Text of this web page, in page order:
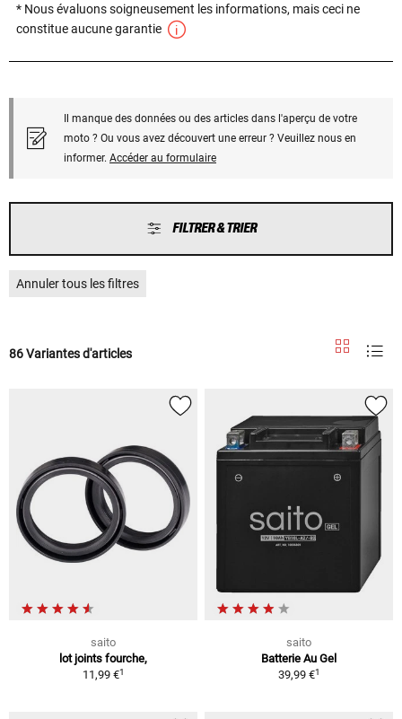
* Nous évaluons soigneusement les informations, mais ceci ne
constitue aucune garantie
Il manque des données ou des articles dans l'aperçu de votre
moto ? Ou vous avez découvert une erreur ? Veuillez nous en
informer. Accéder au formulaire
FILTRER & TRIER
Annuler tous les filtres
86 Variantes d'articles
saito
lot joints fourche,
11,99 €1
saito
Batterie Au Gel
39,99 €1